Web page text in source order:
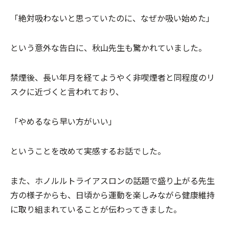
「絶対吸わないと思っていたのに、なぜか吸い始めた」
という意外な告白に、秋山先生も驚かれていました。
禁煙後、長い年月を経てようやく非喫煙者と同程度のリ
スクに近づくと言われており、
「やめるなら早い方がいい」
ということを改めて実感するお話でした。
また、ホノルルトライアスロンの話題で盛り上がる先生
方の様子からも、日頃から運動を楽しみながら健康維持
に取り組まれていることが伝わってきました。